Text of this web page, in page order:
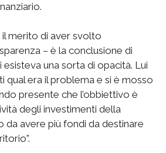
merito di aver svolto
– è la conclusione di
esisteva una sorta di opacità. Lui
qual era il problema e si è mosso
presente che l’obbiettivo è
degli investimenti della
da avere più fondi da destinare